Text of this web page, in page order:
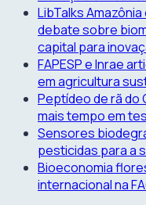
LibTalks
debate sobre
capital para
FAPESP e Inrae
em agricultura
Peptídeo de rã
mais tempo em
Sensores
pesticidas para a
Bioeconomia
internacional na